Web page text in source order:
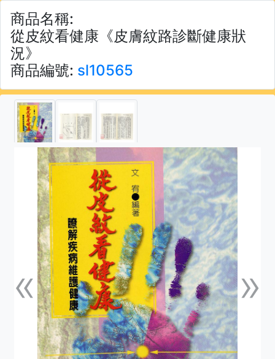
商品名稱:
從皮紋看健康《皮膚紋路診斷健康狀
況》
商品編號: sl10565
«上一張 »下一